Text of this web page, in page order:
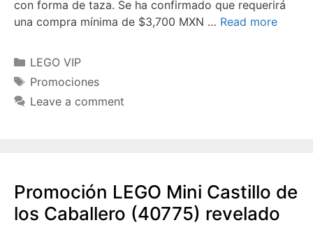
con forma de taza. Se ha confirmado que requerirá
una compra mínima de $3,700 MXN … Read more
Categories
LEGO VIP
Tags
Promociones
Leave a comment
Promoción LEGO Mini Castillo de
los Caballero (40775) revelado